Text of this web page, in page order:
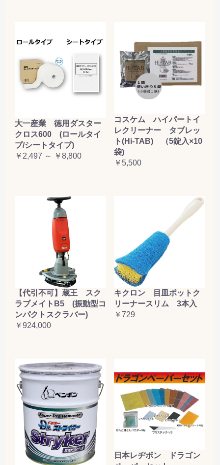
大一産業 徳用ダスター
クロス600 (ロールタイ
プ/シートタイプ)
￥2,497 ～ ￥8,800
コスケム ハイパートイ
レクリーナー タブレッ
ト(Hi-TAB) （5錠入×10
袋)
￥5,500
【代引不可】蔵王 スク
ラブメイトB5 (振動型コ
ンパクトスクラバー)
￥924,000
キクロン 目皿ポットク
リーナースリム 3本入
￥729
日本レヂボン ドラゴン